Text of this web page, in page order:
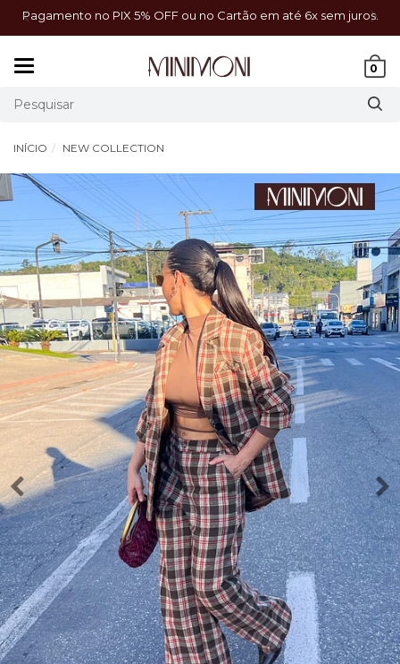
Pagamento no PIX 5% OFF ou no Cartão em até 6x sem juros.
0
INÍCIO NEW COLLECTION